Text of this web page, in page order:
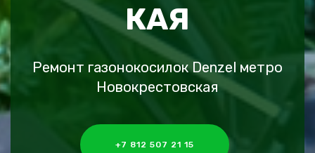
КАЯ
Ремонт газонокосилок Denzel метро
Новокрестовская
+7 812 507 21 15